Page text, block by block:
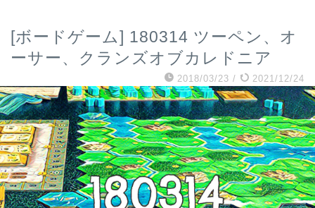
[ボードゲーム] 180314 ツーペン、オ
ーサー、クランズオブカレドニア
2018/03/23 / 2021/12/24